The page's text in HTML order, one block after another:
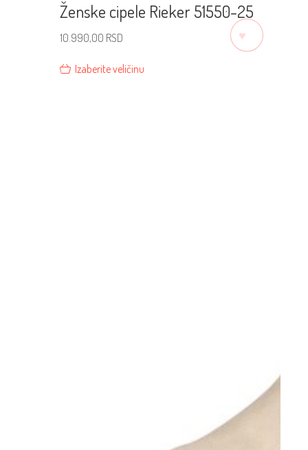
Ženske cipele Rieker 51550-25
10.990,00 RSD
Izaberite veličinu